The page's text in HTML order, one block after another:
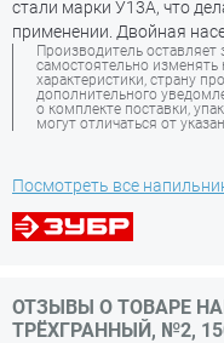
стали марки У13А, что
применении. Двойная
Производитель оставляет
самостоятельно
характеристики, страну
дополнительного
о комплекте поставки,
могут отличаться от
Посмотреть все
ОТЗЫВЫ О ТОВАРЕ
ТРЁХГРАННЫЙ, №2,